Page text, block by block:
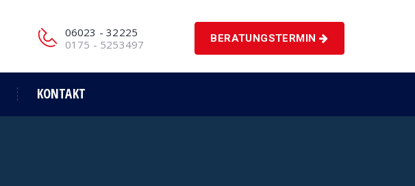
BERATUNGSTERMIN
06023 - 32225
0175 - 5253497
KONTAKT